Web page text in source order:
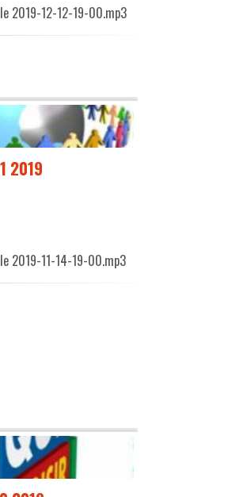
2019-12-12-19-00.mp3
2019
2019-11-14-19-00.mp3